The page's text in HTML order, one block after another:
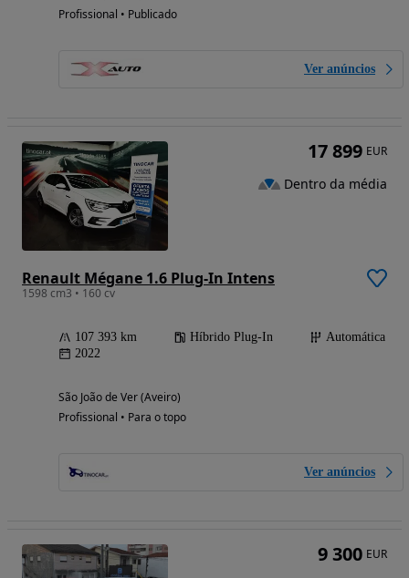
Profissional • Publicado
Ver anúncios
Renault Mégane 1.6 Plug-In Intens
1598 cm3 • 160 cv
107 393 km Híbrido Plug-In
Automática
2022
São João de Ver (Aveiro)
Profissional • Para o topo
Ver anúncios
17 899 EUR
Dentro da média
9 300 EUR